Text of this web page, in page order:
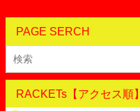
PAGE SERCH
RACKETs【アクセス順】